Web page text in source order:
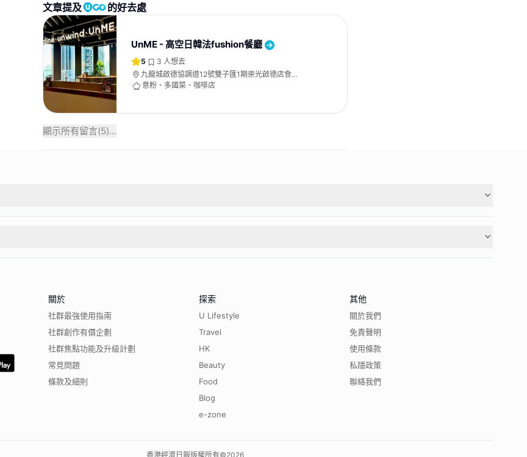
文章提及 的好去處
UnME - 高空日韓法fushion餐廳
5 3 人想去
九龍城啟德協調道12號雙子匯1期崇光啟德店食匯
堂14樓1401號舖
意粉、多國菜、咖啡店
顯示所有留言(5)...
關於
社群最強使用指南
社群創作有價企劃
社群焦點功能及升級計劃
常見問題
條款及細則
探索
U Lifestyle
Travel
HK
Beauty
Food
Blog
e-zone
其他
關於我們
免責聲明
使用條款
私隱政策
聯絡我們
香港經濟日報版權所有©2026